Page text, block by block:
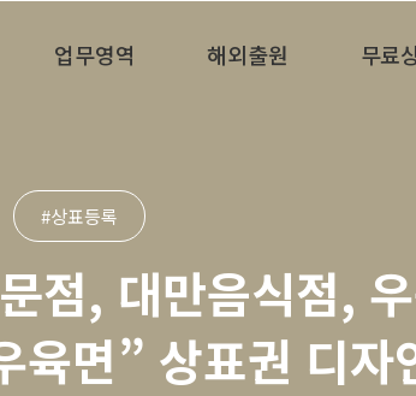
업무영역 해외출원 무료
#상표등록
점, 대만음식점,
육면” 상표권 디자